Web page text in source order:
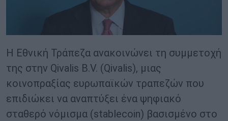
Η Εθνική Τράπεζα ανακοινώνει τη συμμετοχή
της στην Qivalis B.V. (Qivalis), μιας
κοινοπραξίας ευρωπαϊκών τραπεζών που
επιδιώκει να αναπτύξει ένα ψηφιακό
σταθερό νόμισμα (stablecoin) βασισμένο στο